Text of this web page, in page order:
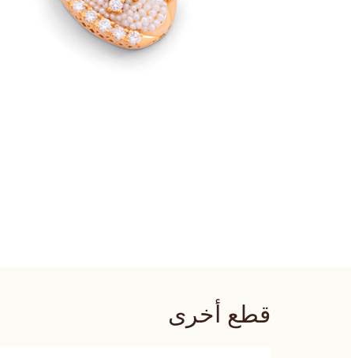
قطع أخرى